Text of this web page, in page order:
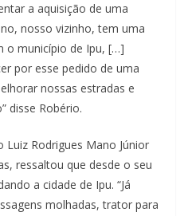
a aquisição de uma
nosso vizinho, tem uma
o município de Ipu, […]
por esse pedido de uma
nossas estradas e
disse Robério.
Rodrigues Mano Júnior
ressaltou que desde o seu
a cidade de Ipu. “Já
molhadas, trator para